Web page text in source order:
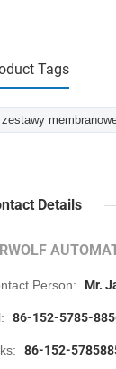
Tags
zestawy
Details
Person: Mr.
86-152-5785-
86-152-